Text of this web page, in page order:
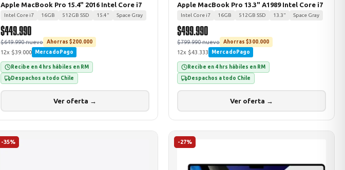
Apple MacBook Pro 15.4" 2016 Intel Core i7
Intel Core i7 16GB 512GB SSD 15.4" Space Gray
$449.990
$649.990 nuevo Ahorras $200.000
12x $39.000 MercadoPago
Recibe en 4 hrs hábiles en RM
Despachos a todo Chile
Ver oferta →
Apple MacBook Pro 13.3" A1989 Intel Core i7
Intel Core i7 16GB 512GB SSD 13.3" Space Gray
$499.990
$799.990 nuevo Ahorras $300.000
12x $43.333 MercadoPago
Recibe en 4 hrs hábiles en RM
Despachos a todo Chile
Ver oferta →
-35% -27%